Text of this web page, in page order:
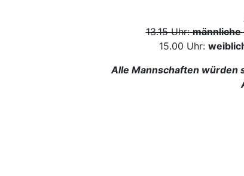
13.15 Uhr:
15.00 Uhr:
Alle Mannschaften würden